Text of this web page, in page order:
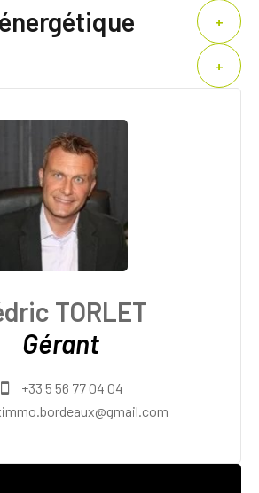
+
+
TORLET
Gérant
+33 5 56 77 04 04